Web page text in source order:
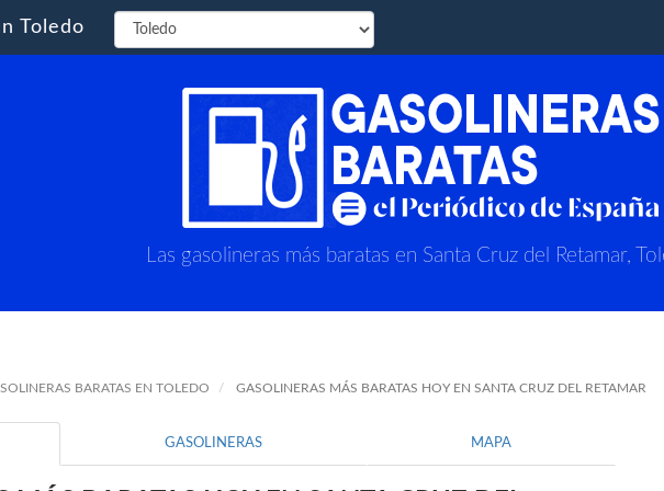
Toledo
Las gasolineras más baratas en Santa Cruz del Retamar,
BARATAS EN TOLEDO GASOLINERAS MÁS BARATAS HOY EN SANTA CRUZ DEL RETAMAR
GASOLINERAS MAPA